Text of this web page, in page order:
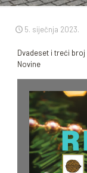
5. siječnja 2023.
Dvadeset i treći
Novine